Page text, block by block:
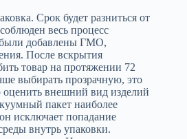
Срок будет разниться от
весь процесс
были добавлены ГМО,
После вскрытия
товар на протяжении 72
выбирать прозрачную, это
оценить внешний вид изделий
пакет наиболее
исключает попадание
внутрь упаковки.